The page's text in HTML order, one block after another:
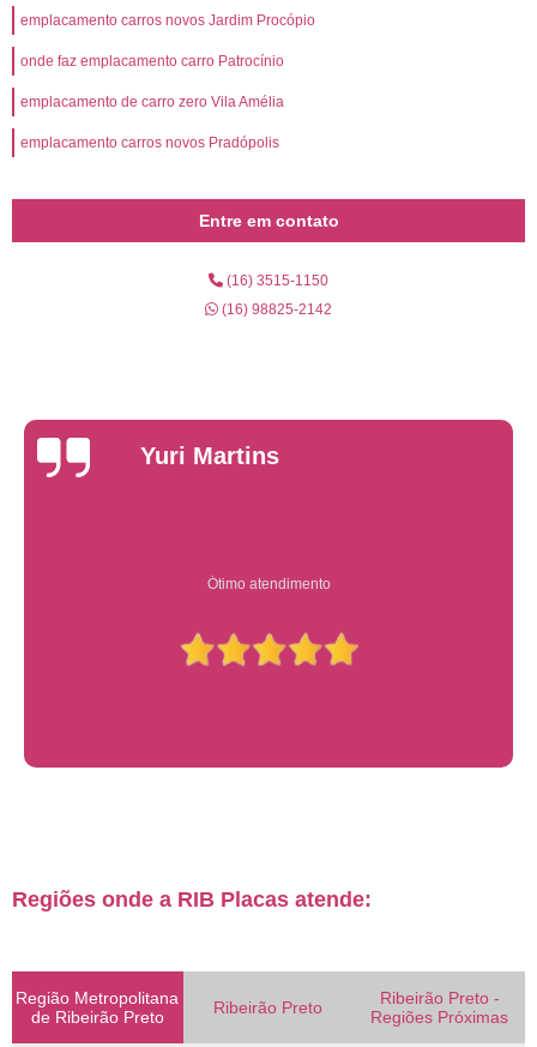
emplacamento carros novos Jardim Procópio
onde faz emplacamento carro Patrocínio
emplacamento de carro zero Vila Amélia
emplacamento carros novos Pradópolis
Entre em contato
(16) 3515-1150
(16) 98825-2142
Yuri Martins
Ótimo atendimento
Regiões onde a RIB Placas atende:
Região Metropolitana
de Ribeirão Preto
Ribeirão Preto
Ribeirão Preto -
Regiões Próximas